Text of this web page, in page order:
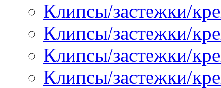
Клипсы/застежки/
Клипсы/застежки/
Клипсы/застежки/
Клипсы/застежки/